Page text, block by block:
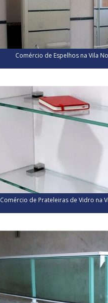
Comércio de Espelhos na Vila
Comércio de Prateleiras de Vidro na